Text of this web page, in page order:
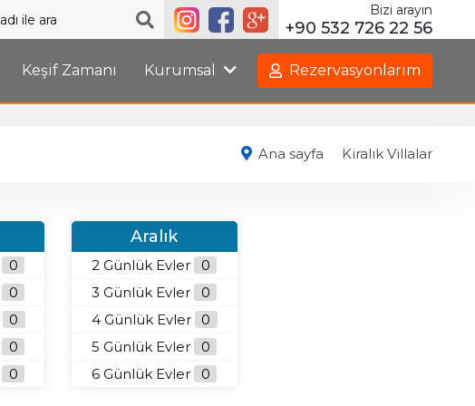
Bizi arayın
+90 532 726 22 56
Keşif Zamanı Kurumsal Rezervasyonlarım
Ana sayfa Kiralık Villalar
0
0
0
0
0
Aralık
2 Günlük Evler
0
3 Günlük Evler
0
4 Günlük Evler
0
5 Günlük Evler
0
6 Günlük Evler
0